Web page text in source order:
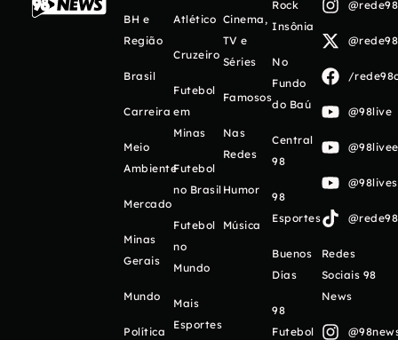
BH e
Região
Brasil
Carreira
Meio
Ambiente
Mercado
Minas
Gerais
Mundo
Política
Atlético
Cruzeiro
Futebol
em
Minas
Futebol
no Brasil
Futebol
no
Mundo
Mais
Esportes
Cinema,
TV e
Séries
Famosos
Nas
Redes
Humor
Música
Rock
Insônia
No
Fundo
do Baú
Central
98
98
Esportes
Buenos
Días
98
Futebol
/
@98live
Redes
Sociais 98
News